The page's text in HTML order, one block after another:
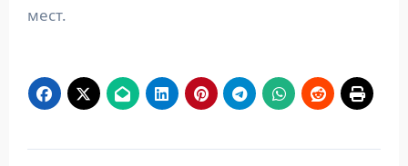
мест.